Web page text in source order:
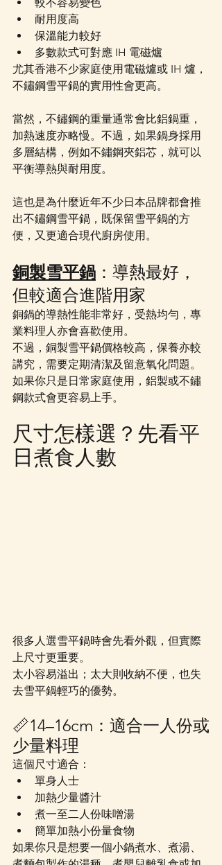
耐用度高
保溫能力較好
多數款式可對應 IH 電磁爐
尤其香港不少家庭使用電磁爐或 IH 爐，
不鏽鋼雪平鍋的實用性會更高。
當然，不鏽鋼的重量通常會比鋁鍋重，
加熱速度亦略慢。不過，如果鍋身採用
多層結構，例如不鏽鋼夾鋁芯，就可以
平衡導熱與耐用度。
這也是為什麼近年不少日本品牌都會推
出不鏽鋼雪平鍋，既保留雪平鍋的方
便，又更適合現代廚房使用。
銅製雪平鍋 ：導熱最好，
但較適合進階用家
銅鍋的導熱性能非常好，受熱均勻，專
業料理人亦會喜歡使用。
不過，銅製雪平鍋價格較高，保養亦較
講究，需要定期清潔及留意氧化問題。
如果你只是日常家庭使用，鋁製或不鏽
鋼款式會更容易上手。
尺寸怎樣選？先看平
日煮食人數
很多人選雪平鍋時會先看外觀，但實際
上尺寸更重要。
太小容易溢出；太大則收納不便，也失
去雪平鍋輕巧的優勢。
📏14–16cm：適合一人份或
少量料理
這個尺寸適合：
單身人士
加熱少量醬汁
煮一至二人份味噌湯
簡單加熱小份量食物
如果你只是想要一個小鍋煮水、煮湯、